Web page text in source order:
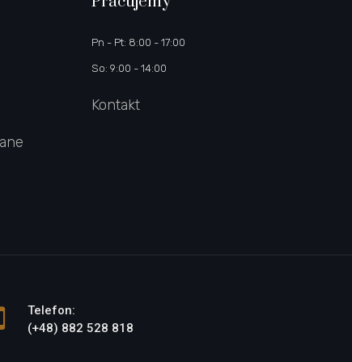
Pn - Pt: 8:00 - 17:00
So: 9:00 - 14:00
Kontakt
Telefon:
(+48) 882 528 818